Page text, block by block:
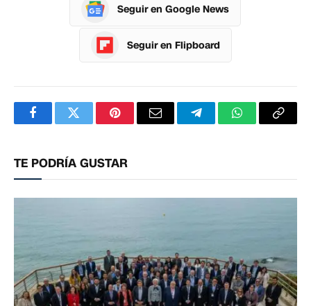
Seguir en Google News
Seguir en Flipboard
FacebookTwitterPinterestCorreoTelegramWhatsApp
TE PODRÍA GUSTAR